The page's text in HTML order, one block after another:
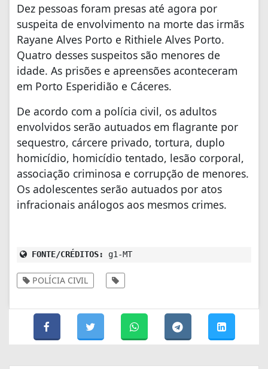
Dez pessoas foram presas até agora por
suspeita de envolvimento na morte das irmãs
Rayane Alves Porto e Rithiele Alves Porto.
Quatro desses suspeitos são menores de
idade. As prisões e apreensões aconteceram
em Porto Esperidião e Cáceres.
De acordo com a polícia civil, os adultos
envolvidos serão autuados em flagrante por
sequestro, cárcere privado, tortura, duplo
homicídio, homicídio tentado, lesão corporal,
associação criminosa e corrupção de menores.
Os adolescentes serão autuados por atos
infracionais análogos aos mesmos crimes.
FONTE/CRÉDITOS: g1-MT
POLÍCIA CIVIL